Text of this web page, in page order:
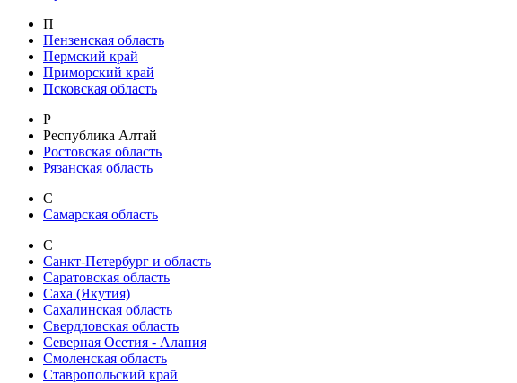
П
Пензенская область
Пермский край
Приморский край
Псковская область
Р
Республика Алтай
Ростовская область
Рязанская область
С
Самарская область
С
Санкт-Петербург и область
Саратовская область
Саха (Якутия)
Сахалинская область
Свердловская область
Северная Осетия - Алания
Смоленская область
Ставропольский край